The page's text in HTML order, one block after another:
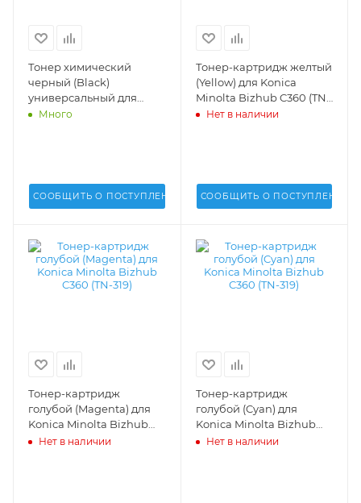
Тонер химический
черный (Black)
универсальный для
Konica Minolta Bizhub
Много
СООБЩИТЬ О ПОСТУПЛЕНИИ
Тонер-картридж желтый
(Yellow) для Konica
Minolta Bizhub C360 (TN-
319) - A11G250
Нет в наличии
СООБЩИТЬ О ПОСТУПЛЕНИИ
Тонер-картридж
голубой (Magenta) для
Konica Minolta Bizhub
C360 (TN-319) - A11G350
Нет в наличии
Тонер-картридж
голубой (Cyan) для
Konica Minolta Bizhub
C360 (TN-319) - A11G450
Нет в наличии